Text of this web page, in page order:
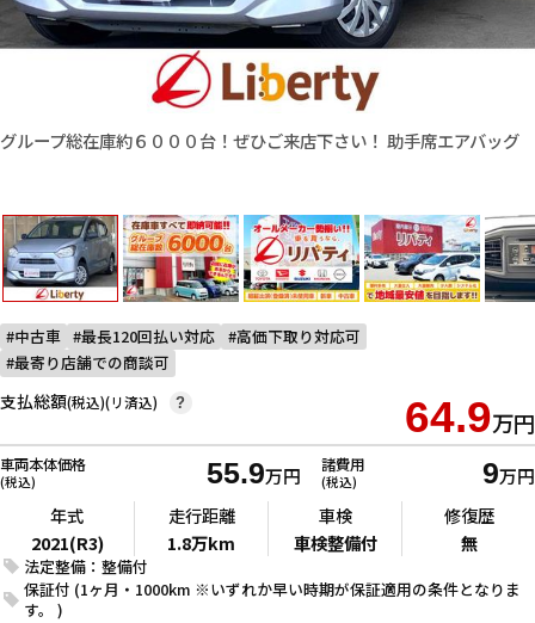
グループ総在庫約６０００台！ぜひご来店下さい！ 助手席エアバッグ
中古車 最長120回払い対応
高価下取り対応可
最寄り店舗での商談可
支払総額(税込)(リ済込) 64.9万円
?
車両本体価格
(税込) 55.9万円 諸費用
(税込) 9万円
法定整備：整備付
保証付 (1ヶ月・1000km ※いずれか早い時期が保証適用の条件となりま
す。 )
年式
2021(R3)
走行距離
1.8万km
車検
車検整備付
修復歴
無